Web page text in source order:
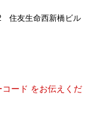
住友生命西新橋ビル
ード をお伝えくだ